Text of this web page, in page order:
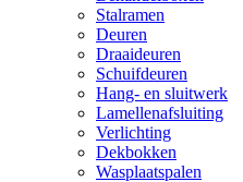
Stalramen
Deuren
Draaideuren
Schuifdeuren
Hang- en sluitwerk
Lamellenafsluiting
Verlichting
Dekbokken
Wasplaatspalen